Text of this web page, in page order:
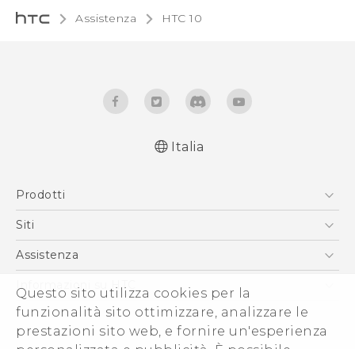
Questo sito utilizza cookies per la
funzionalità sito ottimizzare, analizzare le
prestazioni sito web, e fornire un'esperienza
Assistenza HTC 10‎
normativa
English - Safety and regulatory guide
Italia
Prodotti
Smartphone
Vive
Accessori
Siti
HTC VIVE
Assistenza
Ecommerce Assistenza
Informazioni su HTC
ESG
Uffici Commerciali